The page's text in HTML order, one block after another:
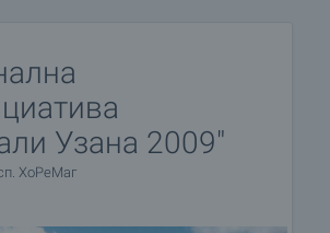
Узана 2009"
ХоРеМаг